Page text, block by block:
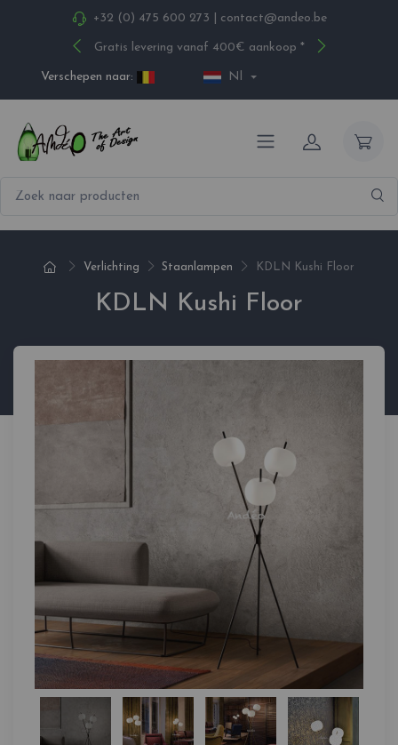
+32 (0) 475 600 273 contact@andeo.be
Gratis levering vanaf 400€ aankoop *
Verschepen naar: Nl
Verlichting Staanlampen KDLN Kushi Floor
KDLN Kushi Floor